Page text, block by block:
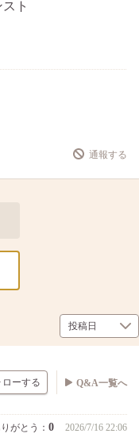
ト
通報する
ローする Q&A一覧へ
がとう： 0 2026/7/16 22:06